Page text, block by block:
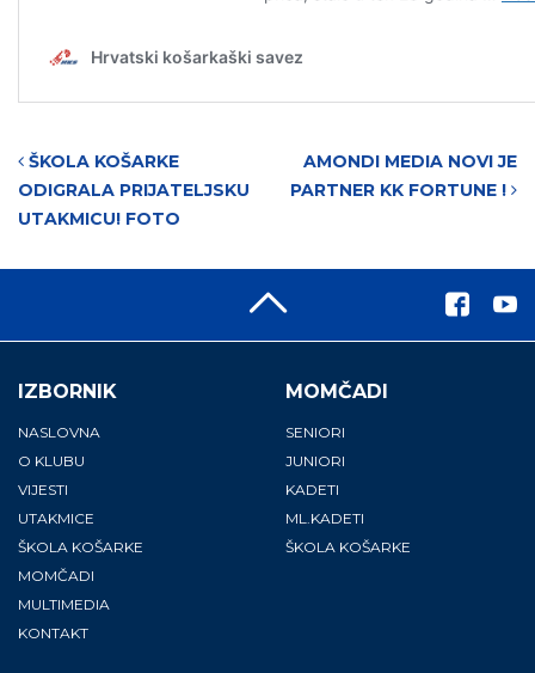
Post navigation
ŠKOLA KOŠARKE
ODIGRALA PRIJATELJSKU
UTAKMICU! FOTO
AMONDI MEDIA NOVI JE
PARTNER KK FORTUNE !
IZBORNIK
NASLOVNA
O KLUBU
VIJESTI
UTAKMICE
ŠKOLA KOŠARKE
MOMČADI
MULTIMEDIA
KONTAKT
MOMČADI
SENIORI
JUNIORI
KADETI
ML.KADETI
ŠKOLA KOŠARKE